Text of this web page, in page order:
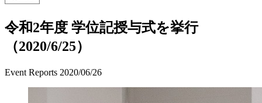
令和2年度 学位記授与式を挙行
（2020/6/25）
Event Reports 2020/06/26